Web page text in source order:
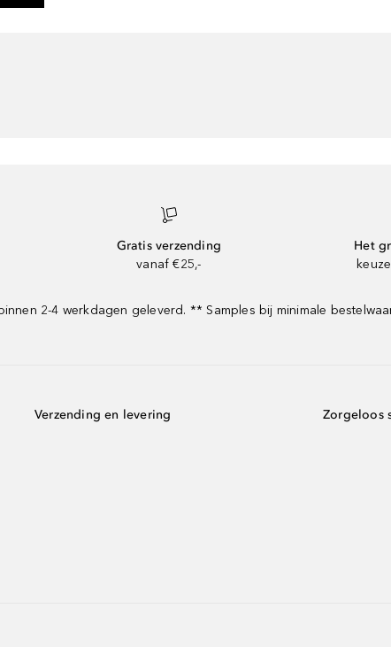
Gratis verzending
vanaf €25,-
Het
2-4 werkdagen geleverd. ** Samples bij minimale
Verzending en levering Zorgeloos